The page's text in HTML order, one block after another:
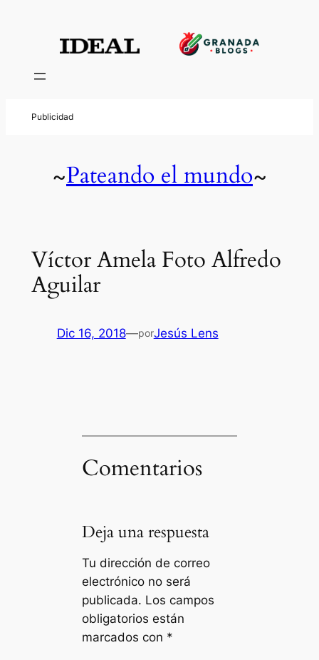
~Pateando el mundo~
Víctor Amela Foto Alfredo
Aguilar
Dic 16, 2018—porJesús Lens
Comentarios
Deja una respuesta
Tu dirección de correo
electrónico no será
publicada. Los campos
obligatorios están
marcados con *